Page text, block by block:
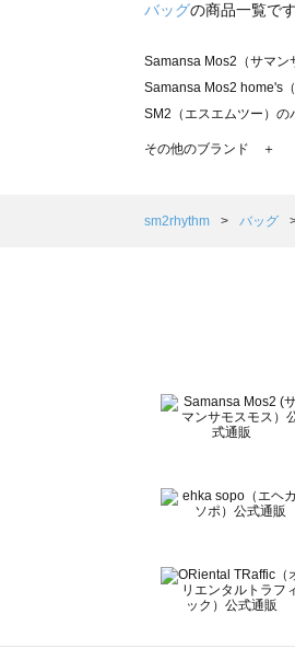
バッグの商品一覧で
Samansa Mos2（サマン
Samansa Mos2 home's
SM2（エスエムツー）の
TSUHARU by Samansa
Samansa Mos2 Lagom
BETTY'S BLUE（べテ
Wpc.（ワールドパーテ
その他のブランド ＋
sm2rhythm バッグ